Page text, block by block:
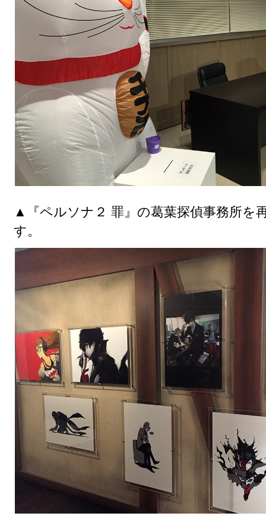
▲『ペルソナ２ 罪』の葛葉探偵事務所を
す。